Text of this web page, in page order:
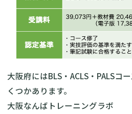
大阪府にはBLS・ACLS・PALSコ
くつかあります。
大阪なんばトレーニングラボ